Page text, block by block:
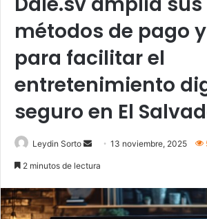
métodos de pago
para facilitar el
entretenimiento
seguro en El
Leydin Sorto
Send13 noviembre, 2025
2 minutos de lectura